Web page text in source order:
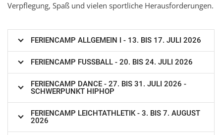
Verpflegung, Spaß und vielen sportliche Herausforderungen.
FERIENCAMP ALLGEMEIN I - 13. BIS 17. JULI 2026
FERIENCAMP FUSSBALL - 20. BIS 24. JULI 2026
FERIENCAMP DANCE - 27. BIS 31. JULI 2026 -
SCHWERPUNKT HIPHOP
FERIENCAMP LEICHTATHLETIK - 3. BIS 7. AUGUST
2026